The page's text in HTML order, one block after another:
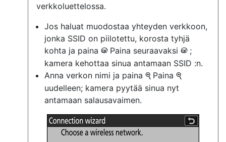
verkkoluettelossa.
Jos haluat muodostaa yhteyden verkkoon,
jonka SSID on piilotettu, korosta tyhjä
kohta ja paina J Paina seuraavaksi J ;
kamera kehottaa sinua antamaan SSID :n.
Anna verkon nimi ja paina X Paina X
uudelleen; kamera pyytää sinua nyt
antamaan salausavaimen.